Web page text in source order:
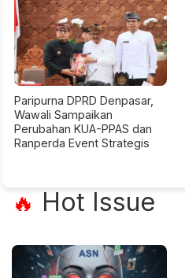
Paripurna DPRD Denpasar,
Wawali Sampaikan
Perubahan KUA-PPAS dan
Ranperda Event Strategis
🔥 Hot Issue